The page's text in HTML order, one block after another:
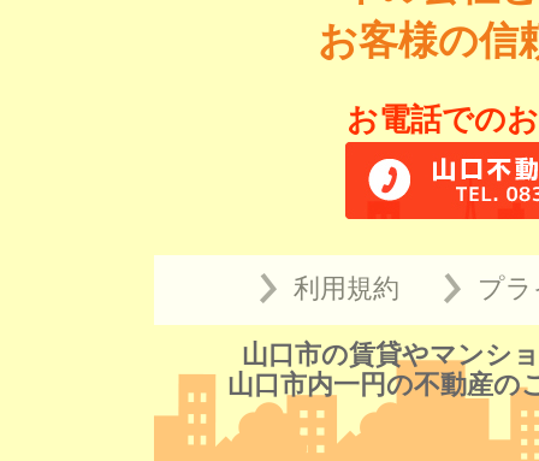
お客様の信
お電話での
利用規約 プ
山口市の賃貸やマンシ
山口市内一円の不動産の